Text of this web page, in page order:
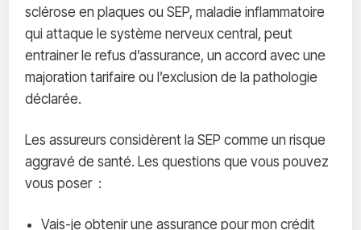
sclérose en plaques ou SEP, maladie inflammatoire
qui attaque le système nerveux central, peut
entrainer le refus d’assurance, un accord avec une
majoration tarifaire ou l’exclusion de la pathologie
déclarée.
Les assureurs considèrent la SEP comme un risque
aggravé de santé. Les questions que vous pouvez
vous poser :
Vais-je obtenir une assurance pour mon crédit